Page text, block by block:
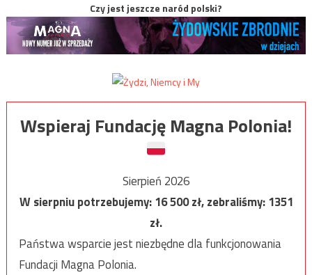
Czy jest jeszcze naród polski?
Wspieraj Fundację Magna Polonia!
Sierpień 2026
W sierpniu potrzebujemy:16 500zł, zebraliśmy:1351
zł.
Państwa wsparcie jest niezbędne dla funkcjonowania
Fundacji Magna Polonia.